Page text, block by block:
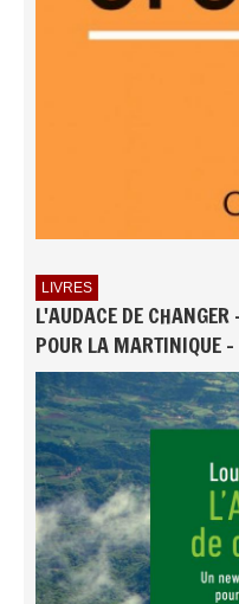
LIVRES
L'AUDACE DE
POUR LA MARTINIQUE